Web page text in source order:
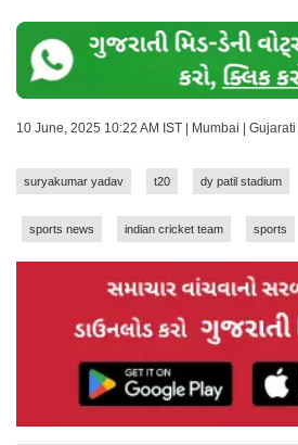
10 June, 2025 10:22 AM IST | Mumbai |
suryakumar yadav t20 dy patil stadium
sports news indian cricket team sports